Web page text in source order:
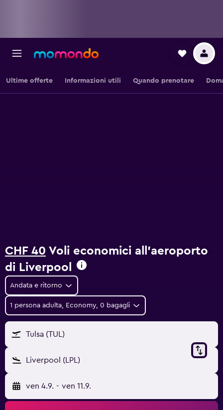
Ultime offerte Informazioni utili Quando prenotare
CHF 40 Voli economici all'aeroporto
di Liverpool
Andata e ritorno
1 persona adulta, Economy, 0 bagagli
Tulsa (TUL)
Liverpool (LPL)
ven 4.9. - ven 11.9.